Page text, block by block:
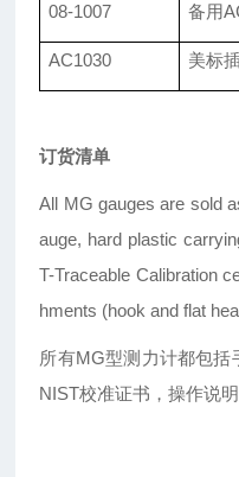
08-1007 备用
AC1030 美标
订货清单
All MG gauges are sold
auge, hard plastic
T-Traceable Calibration
hments (hook and flat
所有MG型测力计都包括
NIST校准证书，操作说